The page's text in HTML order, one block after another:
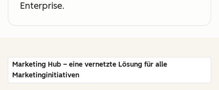
Enterprise.
Marketing Hub – eine vernetzte Lösung für alle
Marketinginitiativen